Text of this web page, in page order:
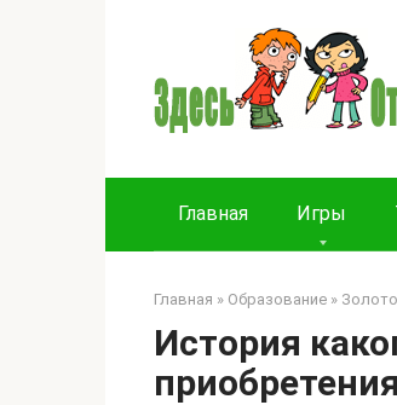
Главная Игры
Главная » Образование »
История